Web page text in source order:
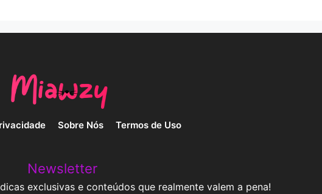
Sobre Nós Termos de Uso
Newsletter
exclusivas e conteúdos que realmente valem a pena!